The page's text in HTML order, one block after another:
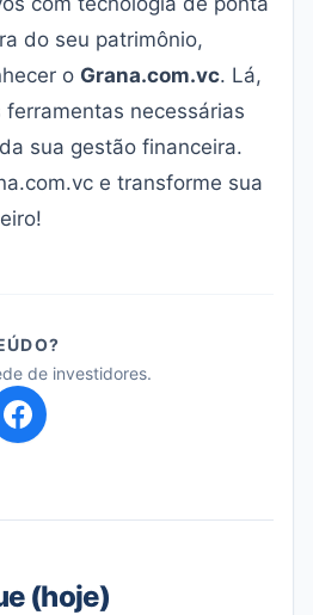
do seu patrimônio,
o Grana.com.vc. Lá,
necessárias
sua gestão financeira.
e transforme sua
de investidores.
(hoje)